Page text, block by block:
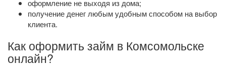
оформление не выходя из дома;
получение денег любым удобным способом на выбор
клиента.
Как оформить займ в Комсомольске
онлайн?